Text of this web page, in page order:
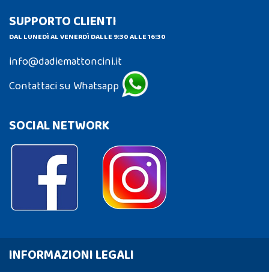
SUPPORTO CLIENTI
DAL LUNEDÌ AL VENERDÌ DALLE 9:30 ALLE 16:30
info@dadiemattoncini.it
Contattaci su Whatsapp
SOCIAL NETWORK
INFORMAZIONI LEGALI